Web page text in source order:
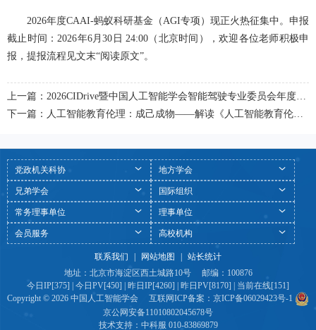
2026年度CAAI-蚂蚁科研基金（AGI专项）现正火热征集中。申报
截止时间：2026年6月30日 24:00（北京时间），欢迎各位老师积极申
报，提报流程见文末“阅读原文”。
党政机关科协 地方学会
兄弟学会 国际组织
常务理事单位 理事单位
会员服务 高校机构
联系我们 | 网站地图 | 站长统计
地址：北京市海淀区西土城路10号 邮编：100876
今日IP[375] | 今日PV[450] | 昨日IP[4260] | 昨日PV[8170] | 当前在线[151]
Copyright © 2026 中国人工智能学会 互联网ICP备案： 京ICP备06029423号-1
京公网安备11010802045678号
技术支持： 中科服 010-83869879